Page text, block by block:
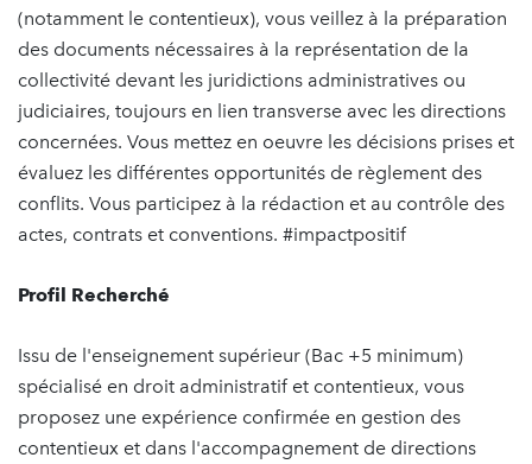
(notamment le contentieux), vous veillez à la préparation
des documents nécessaires à la représentation de la
collectivité devant les juridictions administratives ou
judiciaires, toujours en lien transverse avec les directions
concernées. Vous mettez en oeuvre les décisions prises et
évaluez les différentes opportunités de règlement des
conflits. Vous participez à la rédaction et au contrôle des
actes, contrats et conventions. #impactpositif
Profil Recherché
Issu de l'enseignement supérieur (Bac +5 minimum)
spécialisé en droit administratif et contentieux, vous
proposez une expérience confirmée en gestion des
contentieux et dans l'accompagnement de directions